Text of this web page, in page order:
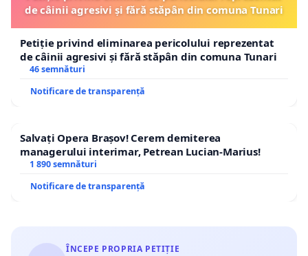
de câinii agresivi și fără stăpân din comuna Tunari
Petiție privind eliminarea pericolului reprezentat
de câinii agresivi și fără stăpân din comuna Tunari
46 semnături
Notificare de transparență
Salvați Opera Brașov! Cerem demiterea
managerului interimar, Petrean Lucian-Marius!
1 890 semnături
Notificare de transparență
ÎNCEPE PROPRIA PETIȚIE